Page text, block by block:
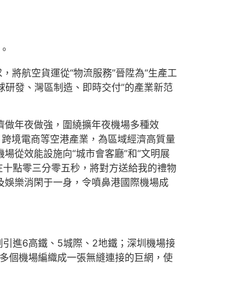
將航空貨運從“物流服務”晉陞為“生產工
發、灣區制造、即時交付”的產業新范
年夜做強，圍繞擴年夜機場多種效
境電商等空港產業，為區域經濟高質量
從效能設施向“城市會客廳”和“文明展
點零三分零五秒，將對方送給我的禮物
樂消閑于一身，令噴鼻港國際機場成
引進6高鐵、5城際、2地鐵；深圳機場接
個機場編織成一張無縫連接的巨網，使